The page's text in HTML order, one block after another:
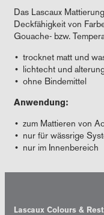
Das Lascaux
Deckfähigkeit von
Gouache- bzw.
trocknet matt und
lichtecht und
ohne Bindemittel
Anwendung:
zum Mattieren von
nur für wässrige
nur im Innenbereich
Lascaux Colours &